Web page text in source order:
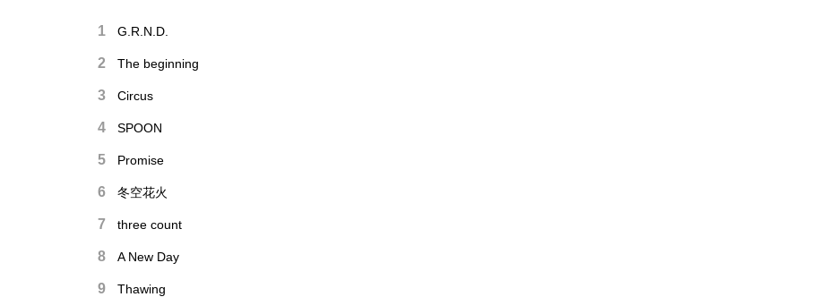
1 G.R.N.D.
2 The beginning
3 Circus
4 SPOON
5 Promise
6 冬空花火
7 three count
8 A New Day
9 Thawing